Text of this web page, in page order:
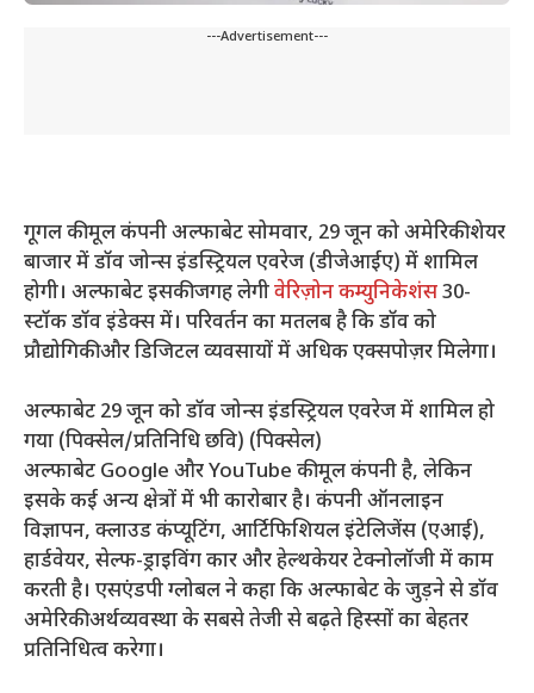
---Advertisement---
गूगल की मूल कंपनी अल्फाबेट सोमवार, 29 जून को अमेरिकी शेयर
बाजार में डॉव जोन्स इंडस्ट्रियल एवरेज (डीजेआईए) में शामिल
होगी। अल्फाबेट इसकी जगह लेगीवेरिज़ोन कम्युनिकेशंस30-
स्टॉक डॉव इंडेक्स में। परिवर्तन का मतलब है कि डॉव को
प्रौद्योगिकी और डिजिटल व्यवसायों में अधिक एक्सपोज़र मिलेगा।
अल्फाबेट 29 जून को डॉव जोन्स इंडस्ट्रियल एवरेज में शामिल हो
गया (पिक्सेल/प्रतिनिधि छवि) (पिक्सेल)
अल्फाबेट Google और YouTube की मूल कंपनी है, लेकिन
इसके कई अन्य क्षेत्रों में भी कारोबार है। कंपनी ऑनलाइन
विज्ञापन, क्लाउड कंप्यूटिंग, आर्टिफिशियल इंटेलिजेंस (एआई),
हार्डवेयर, सेल्फ-ड्राइविंग कार और हेल्थकेयर टेक्नोलॉजी में काम
करती है। एसएंडपी ग्लोबल ने कहा कि अल्फाबेट के जुड़ने से डॉव
अमेरिकी अर्थव्यवस्था के सबसे तेजी से बढ़ते हिस्सों का बेहतर
प्रतिनिधित्व करेगा।